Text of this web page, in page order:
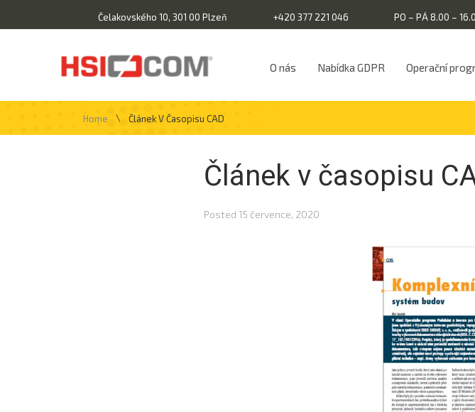
Čelakovského 10, 301 00 Plzeň +420 377 221 046 PO – PÁ 8.00 –
O nás Nabídka GDPR Operační
Home \ Článek V Časopisu CAD
Článek v časopisu
Posted 15 července, 2020